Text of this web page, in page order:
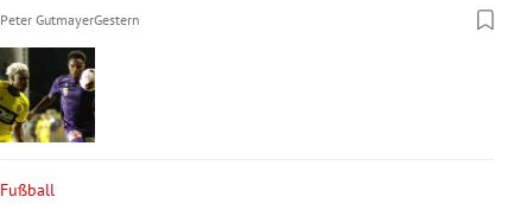
Peter GutmayerGestern
Fußball